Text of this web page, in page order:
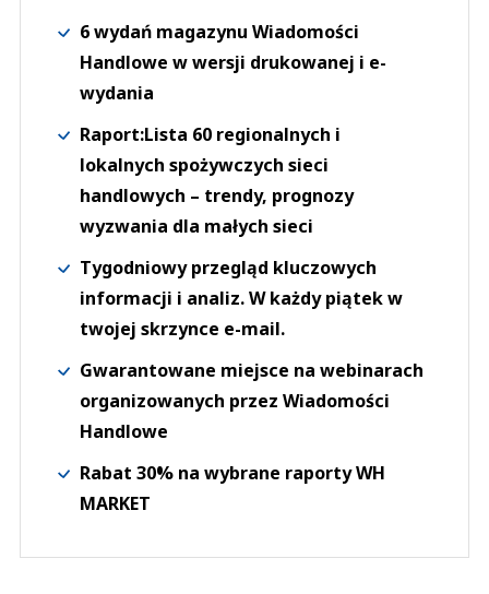
6 wydań magazynu Wiadomości
Handlowe w wersji drukowanej i e-
wydania
Raport:Lista 60 regionalnych i
lokalnych spożywczych sieci
handlowych – trendy, prognozy
wyzwania dla małych sieci
Tygodniowy przegląd kluczowych
informacji i analiz. W każdy piątek w
twojej skrzynce e-mail.
Gwarantowane miejsce na webinarach
organizowanych przez Wiadomości
Handlowe
Rabat 30% na wybrane raporty WH
MARKET